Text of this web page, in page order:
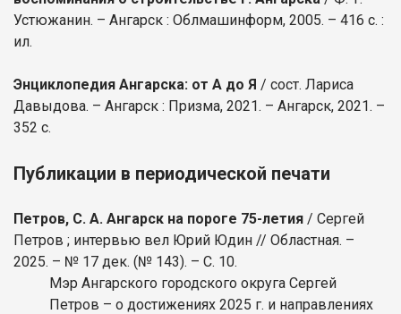
Устюжанин. – Ангарск : Облмашинформ, 2005. – 416 с. :
ил.
Энциклопедия Ангарска: от А до Я / сост. Лариса
Давыдова. – Ангарск : Призма, 2021. – Ангарск, 2021. –
352 с.
Публикации в периодической печати
Петров, С. А. Ангарск на пороге 75-летия / Сергей
Петров ; интервью вел Юрий Юдин // Областная. –
2025. – № 17 дек. (№ 143). – С. 10.
Мэр Ангарского городского округа Сергей
Петров – о достижениях 2025 г. и направлениях